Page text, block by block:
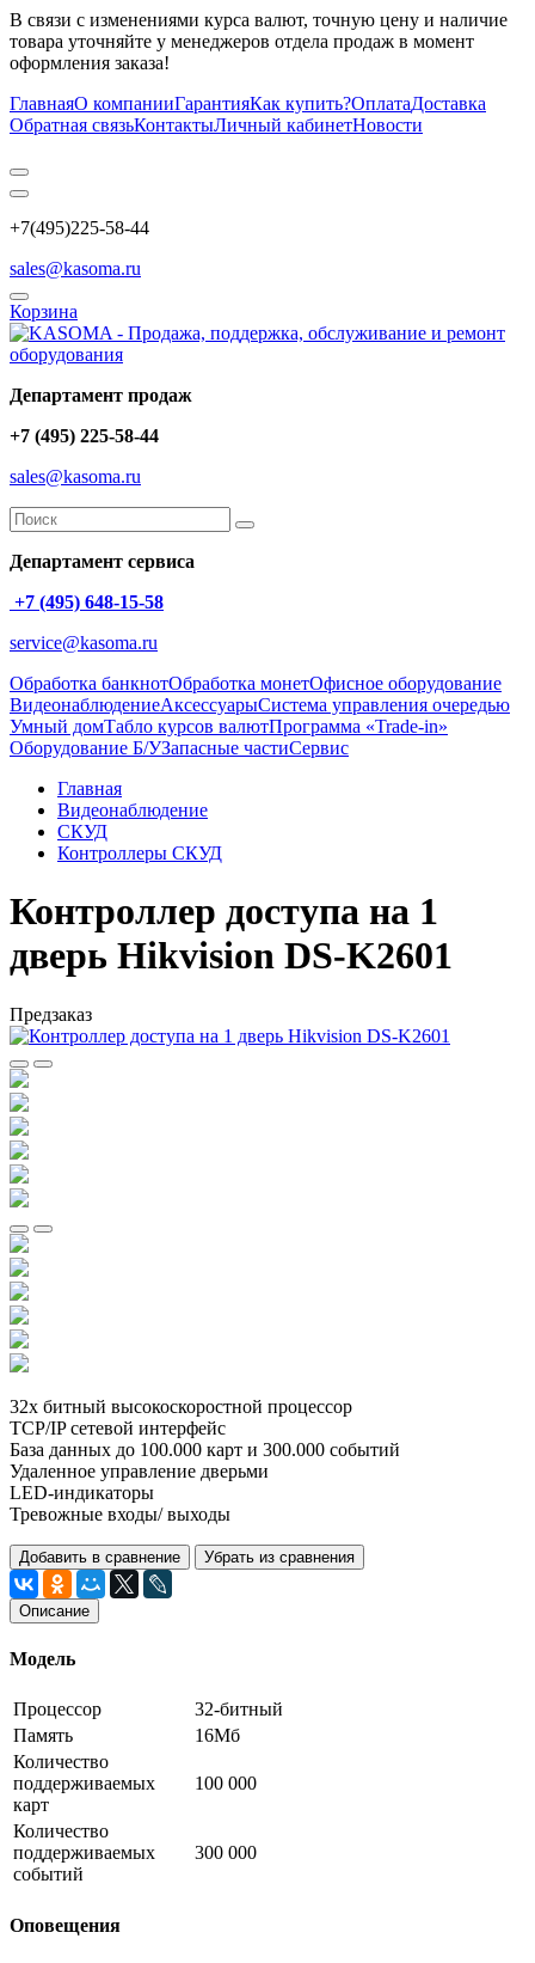
В связи с изменениями курса валют, точную цену и наличие
товара уточняйте у менеджеров отдела продаж в момент
оформления заказа!
ГлавнаяО компанииГарантияКак купить?ОплатаДоставка
Обратная связьКонтактыЛичный кабинетНовости
+7(495)225-58-44
sales@kasoma.ru
Корзина
Департамент продаж
+7 (495) 225-58-44
sales@kasoma.ru
Департамент сервиса
+7 (495) 648-15-58
service@kasoma.ru
Обработка банкнотОбработка монетОфисное оборудование
ВидеонаблюдениеАксессуарыСистема управления очередью
Умный домТабло курсов валютПрограмма «Trade-in»
Оборудование Б/УЗапасные частиСервис
Главная
Видеонаблюдение
СКУД
Контроллеры СКУД
Контроллер доступа на 1
дверь Hikvision DS-K2601
Предзаказ
32х битный высокоскоростной процессор
TCP/IP сетевой интерфейс
База данных до 100.000 карт и 300.000 событий
Удаленное управление дверьми
LED-индикаторы
Тревожные входы/ выходы
Добавить в сравнение Убрать из сравнения
Описание
Модель
Процессор
32-битный
Память
16Мб
Количество
поддерживаемых
карт
100 000
Количество
поддерживаемых
событий
300 000
Оповещения